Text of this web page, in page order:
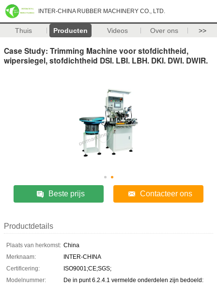
INTER-CHINA RUBBER MACHINERY CO., LTD.
Thuis Producten Videos Over ons >>
Case Study: Trimming Machine voor stofdichtheid,
wipersiegel, stofdichtheid DSI. LBI. LBH. DKI. DWI. DWIR.
Beste prijs Contacteer ons
Productdetails
Plaats van herkomst: China
Merknaam:
INTER-CHINA
Certificering:
ISO9001;CE;SGS;
Modelnummer:
De in punt 6.2.4.1 vermelde onderdelen zijn bedoeld: